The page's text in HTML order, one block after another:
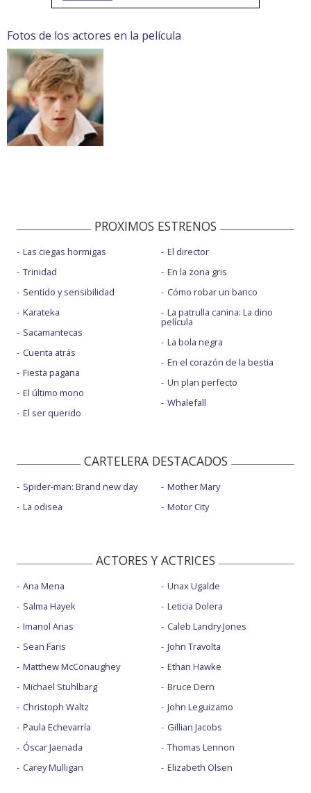
Fotos de los actores en la película
PROXIMOS ESTRENOS
Las ciegas hormigas
Trinidad
Sentido y sensibilidad
Karateka
Sacamantecas
Cuenta atrás
Fiesta pagäna
El último mono
El ser querido
El director
En la zona gris
Cómo robar un banco
La patrulla canina: La dino
película
La bola negra
En el corazón de la bestia
Un plan perfecto
Whalefall
CARTELERA DESTACADOS
Spider-man: Brand new day
La odisea
Mother Mary
Motor City
ACTORES Y ACTRICES
Ana Mena
Salma Hayek
Imanol Arias
Sean Faris
Matthew McConaughey
Michael Stuhlbarg
Christoph Waltz
Paula Echevarría
Óscar Jaenada
Carey Mulligan
Unax Ugalde
Leticia Dolera
Caleb Landry Jones
John Travolta
Ethan Hawke
Bruce Dern
John Leguizamo
Gillian Jacobs
Thomas Lennon
Elizabeth Olsen